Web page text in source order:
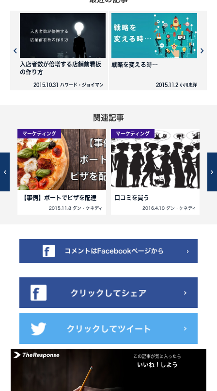
入店者数が倍増する店舗前看板
の作り方
2015.10.31 ハワード・ジョイマン
戦略を変える時…
2015.11.2 小川忠洋
関連記事
マーケティング
【事例】ボートでピザを配達
2015.11.8 ダン・ケネディ
マーケティング
口コミを買う
2016.4.10 ダン・ケネディ
この記事が気に入ったら
いいね！しよう